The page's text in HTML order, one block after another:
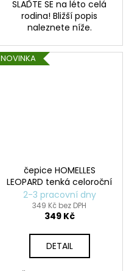
SLAĎTE SE na léto celá
rodina! Bližší popis
naleznete níže.
NOVINKA
čepice HOMELLES
LEOPARD tenká celoroční
2-3 pracovní dny
349 Kč bez DPH
349 Kč
DETAIL